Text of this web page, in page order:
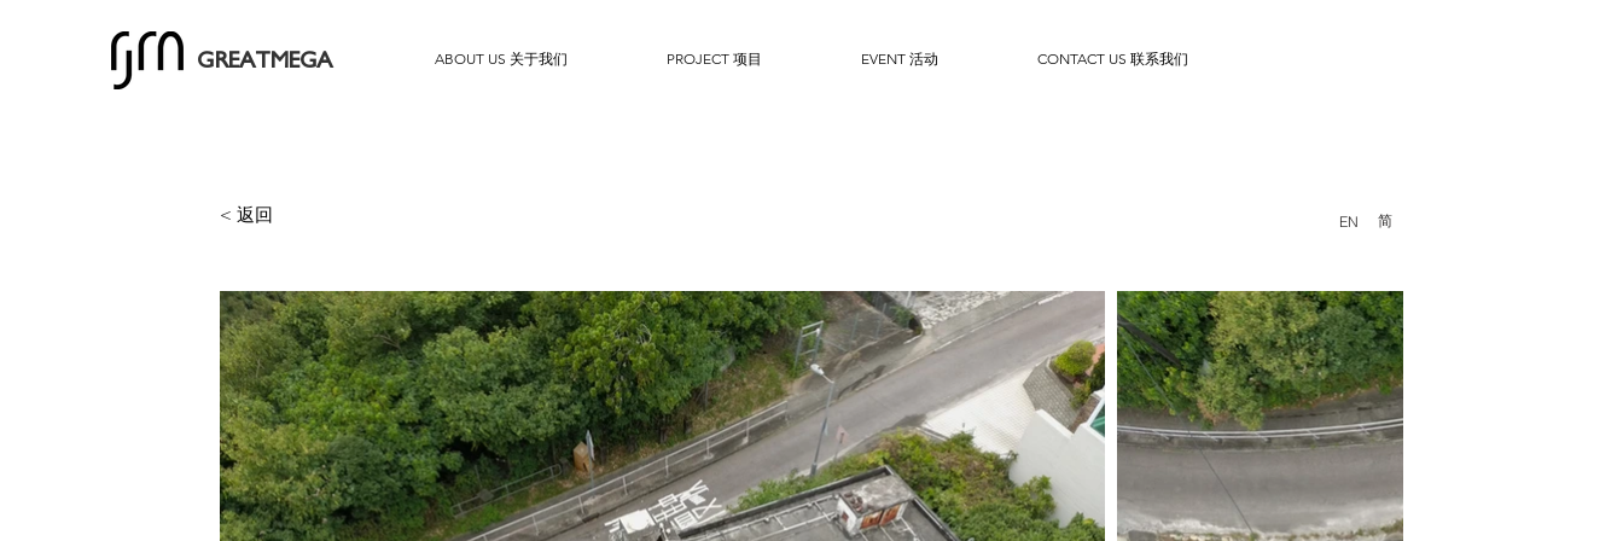
GREATMEGA ABOUT US 关于我们 PROJECT 项目 EVENT 活动 CONTACT US 联系我们
< 返回 EN 简